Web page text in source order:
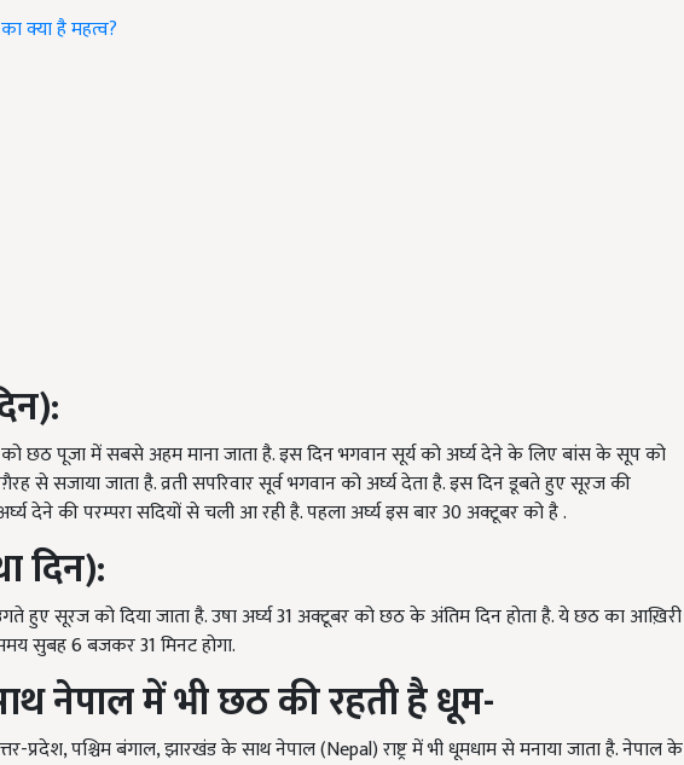
क्या है महत्व?
:
को छठ पूजा में सबसे अहम माना जाता है. इस दिन भगवान सूर्य को अर्घ्य देने के लिए बांस के सूप को
सजाया जाता है. व्रती सपरिवार सूर्व भगवान को अर्घ्य देता है. इस दिन डूबते हुए सूरज की
देने की परम्परा सदियों से चली आ रही है. पहला अर्घ्य इस बार 30 अक्टूबर को है .
दिन):
हुए सूरज को दिया जाता है. उषा अर्घ्य 31 अक्टूबर को छठ के अंतिम दिन होता है. ये छठ का आख़िरी
सुबह 6 बजकर 31 मिनट होगा.
नेपाल में भी छठ की रहती है धूम-
प्रदेश, पश्चिम बंगाल, झारखंड के साथ नेपाल (Nepal) राष्ट्र में भी धूमधाम से मनाया जाता है. नेपाल के